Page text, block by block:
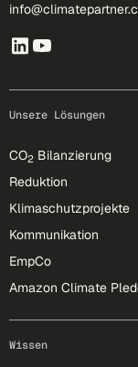
Unsere Lösungen
CO2 Bilanzierung
Reduktion
Klimaschutzprojekte
Kommunikation
EmpCo
Amazon Climate
Wissen